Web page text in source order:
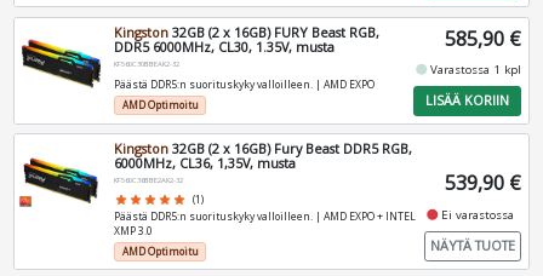
Kingston 32GB (2 x 16GB) FURY Beast RGB,
DDR5 6000MHz, CL30, 1.35V, musta
KF560C30BBEAK2-32
Päästä DDR5:n suorituskyky valloilleen. | AMD EXPO
AMD Optimoitu
585,90 €
fiber_manual_record Varastossa 1 kpl
LISÄÄ KORIIN
Kingston 32GB (2 x 16GB) Fury Beast DDR5 RGB,
6000MHz, CL36, 1,35V, musta
KF560C36BBE2AK2-32
star star star star star (1)
Päästä DDR5:n suorituskyky valloilleen. | AMD EXPO + INTEL
XMP 3.0
AMD Optimoitu
539,90 €
fiber_manual_record Ei varastossa
NÄYTÄ TUOTE